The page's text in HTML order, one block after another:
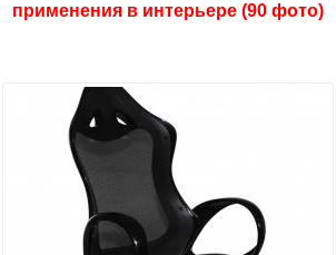
применения в интерьере (90 фото)